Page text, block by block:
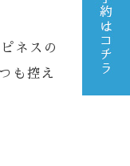
ネスの
も控え